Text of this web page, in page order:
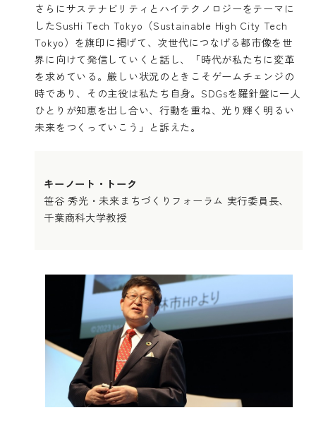
さらにサステナビリティとハイテクノロジーをテーマに
したSusHi Tech Tokyo（Sustainable High City Tech
Tokyo）を旗印に掲げて、次世代につなげる都市像を世
界に向けて発信していくと話し、「時代が私たちに変革
を求めている。厳しい状況のときこそゲームチェンジの
時であり、その主役は私たち自身。SDGsを羅針盤に一人
ひとりが知恵を出し合い、行動を重ね、光り輝く明るい
未来をつくっていこう」と訴えた。
キーノート・トーク
笹谷 秀光・未来まちづくりフォーラム 実行委員長、
千葉商科大学教授